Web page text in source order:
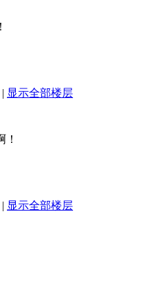
| 显示全部楼层
| 显示全部楼层